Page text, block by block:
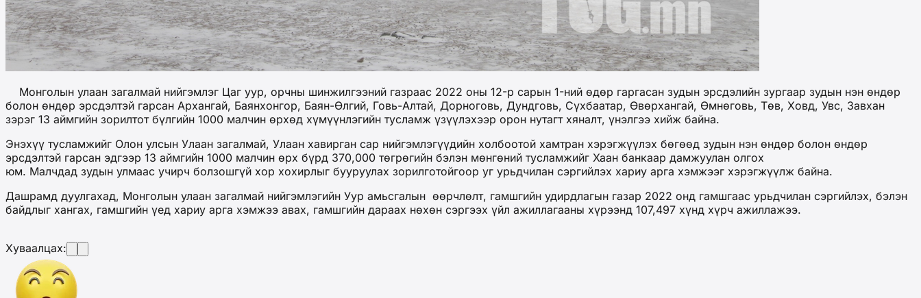
Монголын улаан загалмай нийгэмлэг Цаг уур, орчны шинжилгээний газраас 2022 оны 12-р сарын 1-ний өдөр гаргасан зудын эрсдэлийн зургаар зудын нэн өндөр
болон өндөр эрсдэлтэй гарсан Архангай, Баянхонгор, Баян-Өлгий, Говь-Алтай, Дорноговь, Дундговь, Сүхбаатар, Өвөрхангай, Өмнөговь, Төв, Ховд, Увс, Завхан
зэрэг 13 аймгийн зорилтот бүлгийн 1000 малчин өрхөд хүмүүнлэгийн тусламж үзүүлэхээр орон нутагт хяналт, үнэлгээ хийж байна.
Энэхүү тусламжийг Олон улсын Улаан загалмай, Улаан хавирган сар нийгэмлэгүүдийн холбоотой хамтран хэрэгжүүлэх бөгөөд зудын нэн өндөр болон өндөр
эрсдэлтэй гарсан эдгээр 13 аймгийн 1000 малчин өрх бүрд 370,000 төгрөгийн бэлэн мөнгөний тусламжийг Хаан банкаар дамжуулан олгох
юм. Малчдад зудын улмаас учирч болзошгүй хор хохирлыг бууруулах зорилготойгоор уг урьдчилан сэргийлэх хариу арга хэмжээг хэрэгжүүлж байна.
Дашрамд дуулгахад, Монголын улаан загалмай нийгэмлэгийн Уур амьсгалын өөрчлөлт, гамшгийн удирдлагын газар 2022 онд гамшгаас урьдчилан сэргийлэх, бэлэн
байдлыг хангах, гамшгийн үед хариу арга хэмжээ авах, гамшгийн дараах нөхөн сэргээх үйл ажиллагааны хүрээнд 107,497 хүнд хүрч ажиллажээ.
Хуваалцах: